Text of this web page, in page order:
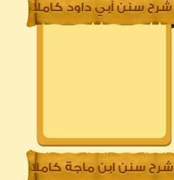
شرح سنن أبي داود كاملا
شرح سنن ابن ماجة كاملا